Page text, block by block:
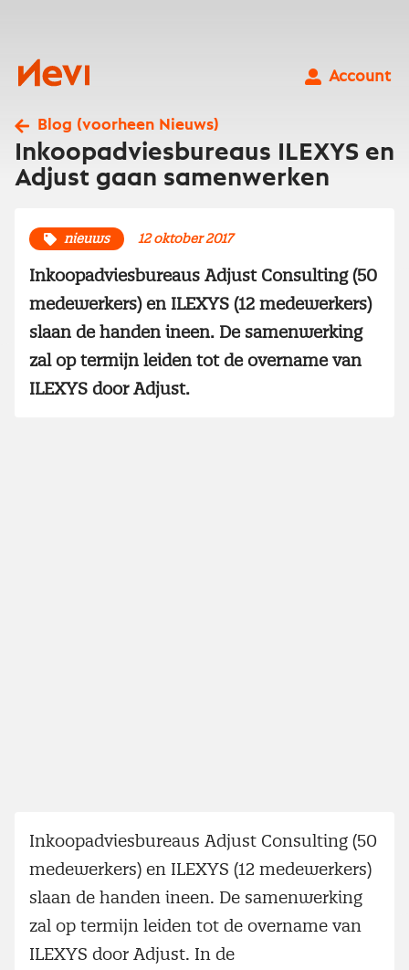
Nevi
Account
Blog (voorheen Nieuws)
Inkoopadviesbureaus ILEXYS en
Adjust gaan samenwerken
nieuws 12 oktober 2017
Inkoopadviesbureaus Adjust Consulting (50
medewerkers) en ILEXYS (12 medewerkers)
slaan de handen ineen. De samenwerking
zal op termijn leiden tot de overname van
ILEXYS door Adjust.
Inkoopadviesbureaus Adjust Consulting (50
medewerkers) en ILEXYS (12 medewerkers)
slaan de handen ineen. De samenwerking
zal op termijn leiden tot de overname van
ILEXYS door Adjust. In de